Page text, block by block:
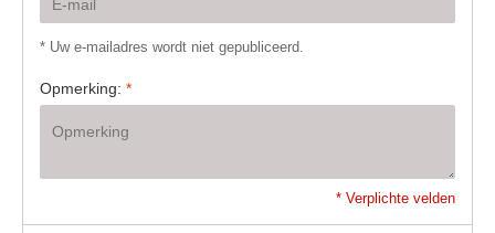
* Uw e-mailadres wordt niet gepubliceerd.
Opmerking: *
* Verplichte velden